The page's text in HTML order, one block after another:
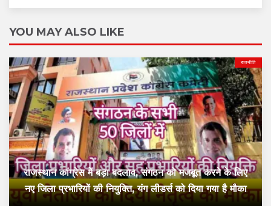
YOU MAY ALSO LIKE
राजनीति
राजस्थान कांग्रेस में बड़ा बदलाव, संगठन को मजबूत करने के लिए
नए जिला प्रभारियों की नियुक्ति, यंग लीडर्स को दिया गया है मौका